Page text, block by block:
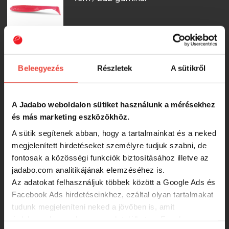
Beleegyezés Részletek A sütikről
A Jadabo weboldalon sütiket használunk a mérésekhez
és más marketing eszközökhöz.
A sütik segítenek abban, hogy a tartalmainkat és a neked
megjelenített hirdetéseket személyre tudjuk szabni, de
fontosak a közösségi funkciók biztosításához illetve az
jadabo.com analitikájának elemzéséhez is.
Az adatokat felhasználjuk többek között a Google Ads és
Facebook Ads hirdetéseinkhez, ezáltal olyan tartalmakat
tudunk megjeleníteni neked a jövőben is, amit
1 000 Ft
AWP 13cm / 1db gumihal
870 Ft
Iron Claw Slim Jim Non Toxic UV HHR
13cm / 1db gumihal
870 Ft
Iron Claw Slim Jim Non Toxic UV SPL
13cm / 1db gumihal